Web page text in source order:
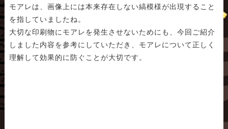
モアレは、画像上には本来存在しない縞模様が出現すること
を指していましたね。
大切な印刷物にモアレを発生させないためにも、今回ご紹介
しました内容を参考にしていただき、モアレについて正しく
理解して効果的に防ぐことが大切です。